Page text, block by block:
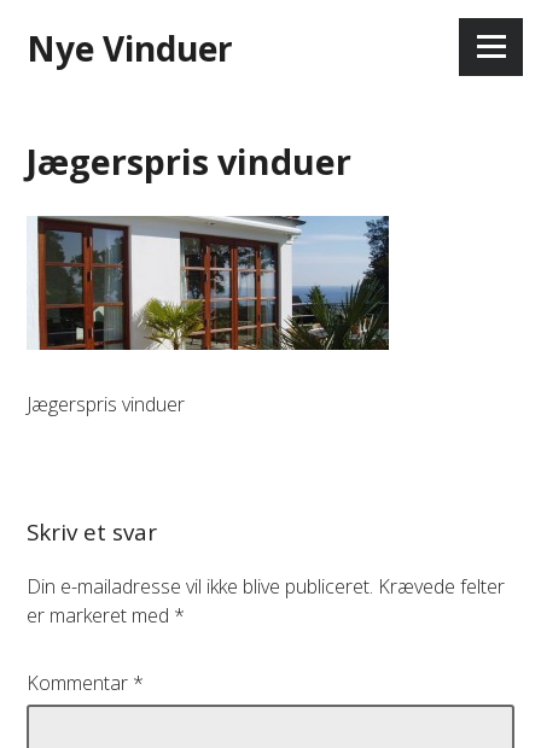
content
Nye Vinduer Menu
Jægerspris vinduer
Jægerspris vinduer
Skriv et svar
Din e-mailadresse vil ikke blive publiceret. Krævede felter
er markeret med *
Kommentar *